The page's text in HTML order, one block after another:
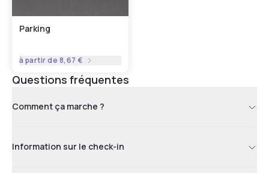
Parking
à partir de 8,67 €
Questions fréquentes
Comment ça marche ?
Information sur le check-in